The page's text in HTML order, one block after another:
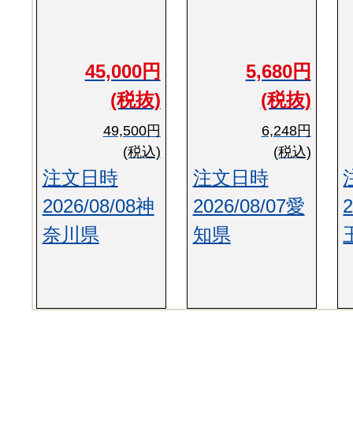
45,000円
(税抜)
49,500円
(税込)
注文日時
2026/08/08神
奈川県
5,680円
(税抜)
6,248円
(税込)
注文日時
2026/08/07愛
知県